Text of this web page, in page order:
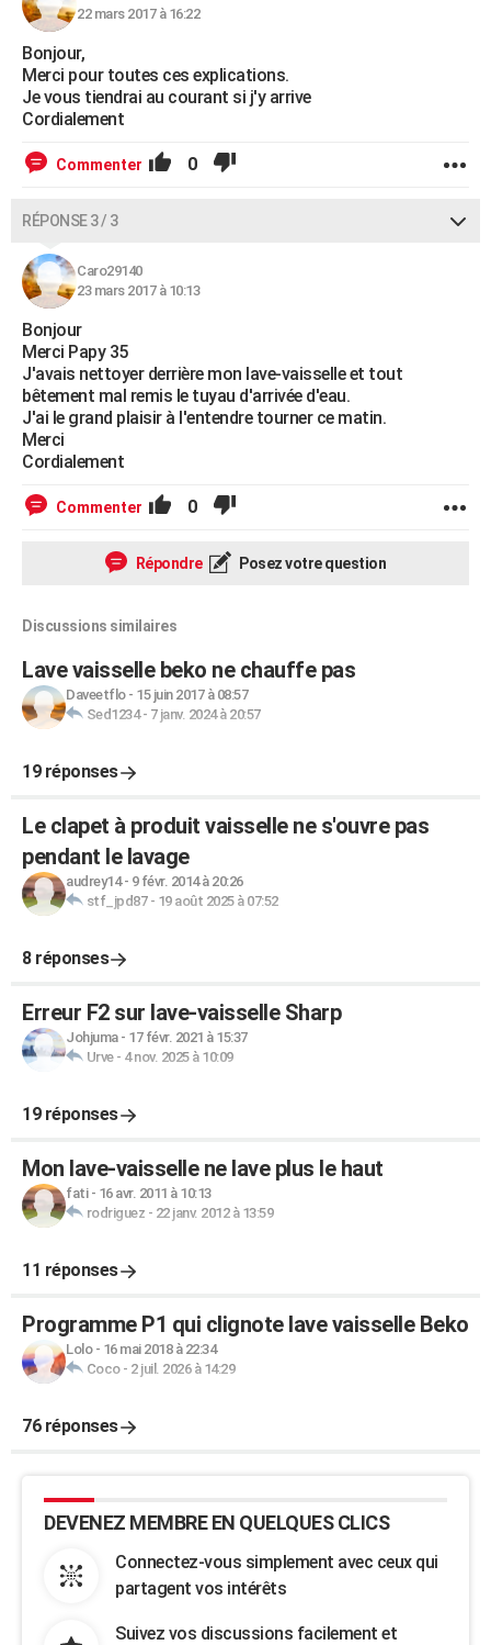
22 mars 2017 à 16:22
Bonjour,
Merci pour toutes ces explications.
Je vous tiendrai au courant si j'y arrive
Cordialement
Commenter 0
RÉPONSE 3 / 3
Caro29140
23 mars 2017 à 10:13
Bonjour
Merci Papy 35
J'avais nettoyer derrière mon lave-vaisselle et tout
bêtement mal remis le tuyau d'arrivée d'eau.
J'ai le grand plaisir à l'entendre tourner ce matin.
Merci
Cordialement
Commenter 0
Répondre Posez votre question
Discussions similaires
Lave vaisselle beko ne chauffe pas
Daveetflo- 15 juin 2017 à 08:57
Sed1234- 7 janv. 2024 à 20:57
19 réponses
Le clapet à produit vaisselle ne s'ouvre pas
pendant le lavage
audrey14- 9 févr. 2014 à 20:26
stf_jpd87- 19 août 2025 à 07:52
8 réponses
Erreur F2 sur lave-vaisselle Sharp
Johjuma- 17 févr. 2021 à 15:37
Urve- 4 nov. 2025 à 10:09
19 réponses
Mon lave-vaisselle ne lave plus le haut
fati- 16 avr. 2011 à 10:13
rodriguez - 22 janv. 2012 à 13:59
11 réponses
Programme P1 qui clignote lave vaisselle Beko
Lolo- 16 mai 2018 à 22:34
Coco- 2 juil. 2026 à 14:29
76 réponses
DEVENEZ MEMBRE EN QUELQUES CLICS
Connectez-vous simplement avec ceux qui
partagent vos intérêts
Suivez vos discussions facilement et